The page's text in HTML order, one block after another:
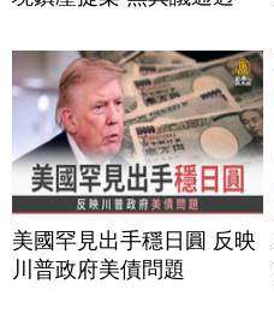
美國罕見出手穩日圓 反映
川普政府美債問題